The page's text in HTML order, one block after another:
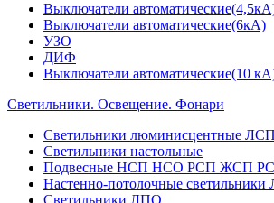
Выключатели
Выключатели автоматические(6кА)
УЗО
ДИФ
Выключатели автоматические(10
Светильники. Освещение. Фонари
Светильники люминисцентные
Светильники настольные
Подвесные НСП НСО РСП ЖСП
Настенно-потолочные
Светильники ЛПО